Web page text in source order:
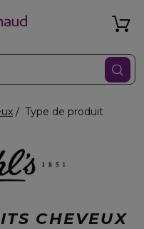
Type de produit
CHEVEUX